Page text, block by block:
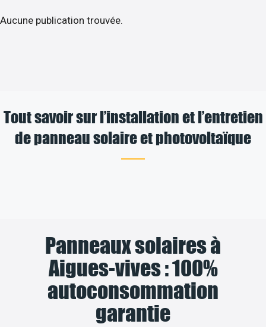
Aucune publication trouvée.
Tout savoir sur l’installation et l’entretien
de panneau solaire et photovoltaïque
Panneaux solaires à
Aigues-vives : 100%
autoconsommation
garantie